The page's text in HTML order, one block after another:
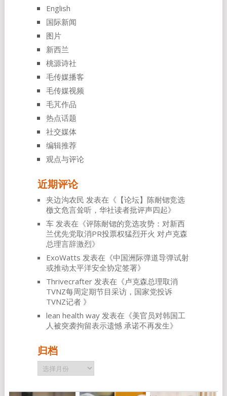
English
国际新闻
图片
新西兰
桃源诗社
毛传媒播客
毛传媒视频
毛芃作品
热点话题
社交媒体
编辑推荐
观点与评论
近期评论
夹边沟农民 发表在《 【论坛】陈耐锶竞选
檄文危言耸听，华社读者批评声四起》
车发表在《评陈耐锶的竞选攻势：对新西
兰优先党取消PR投票权猛烈开火 对卢克森
总理言辞激烈》
ExoWatts 发表在《中国洲际弹道导弹试射
或推动太平洋安全协定签署》
Thrivecrafter发表在《卢克森总理取消
TVNZ每周定期节目采访，国家党投诉
TVNZ记者 》
lean health way发表在《美官员对韩国工
人被突袭拘留表示遗憾 承诺不再发生》
归档
归
档